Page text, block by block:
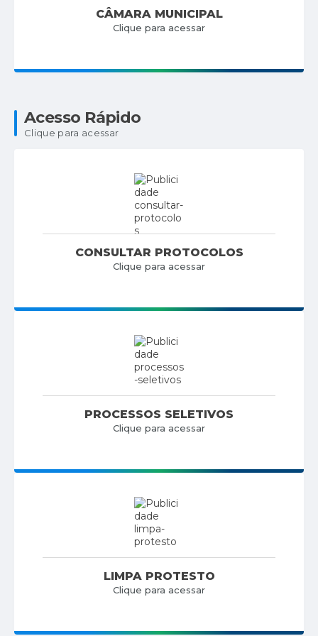
CÂMARA MUNICIPAL
Clique para acessar
Acesso Rápido
Clique para acessar
CONSULTAR PROTOCOLOS
Clique para acessar
PROCESSOS SELETIVOS
Clique para acessar
LIMPA PROTESTO
Clique para acessar